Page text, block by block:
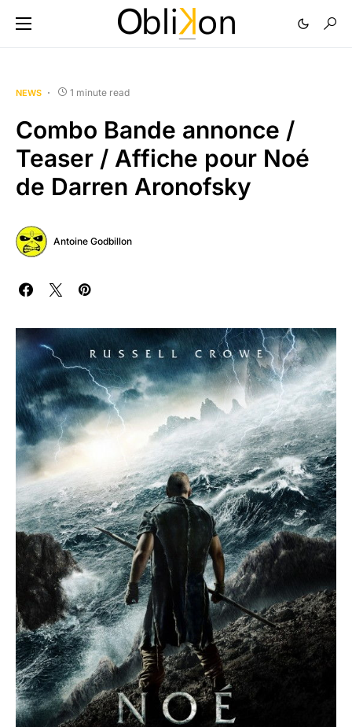
NEWS 1 minute read
Combo Bande annonce /
Teaser / Affiche pour Noé
de Darren Aronofsky
Antoine Godbillon